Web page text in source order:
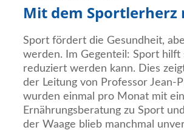
Mit dem
Sport fördert die Gesundheit,
werden. Im Gegenteil: Sport
reduziert werden kann. Dies
der Leitung von Professor Jean-
wurden einmal pro Monat mit
Ernährungsberatung zu Sport
der Waage blieb manchmal